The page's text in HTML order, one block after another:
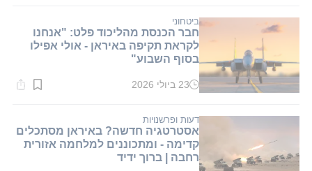
דקות.
ביטחוני
חבר הכנסת מהליכוד פלט: "אנחנו
לקראת תקיפה באיראן - אולי אפילו
בסוף השבוע"
זמן
דקות.
23 ביולי 2026
דעות ופרשנויות
אסטרטגיה חדשה? באיראן מסתכלים
קדימה - ומתכוננים למלחמה אזורית
רחבה | ברוך ידיד